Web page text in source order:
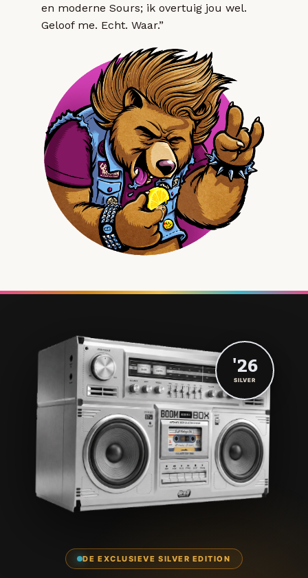
en moderne Sours; ik overtuig jou wel.
Geloof me. Echt. Waar.”
DE EXCLUSIEVE SILVER EDITION
'26
SILVER